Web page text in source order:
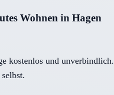
Wohnen in Hagen
kostenlos und unverbindlich.